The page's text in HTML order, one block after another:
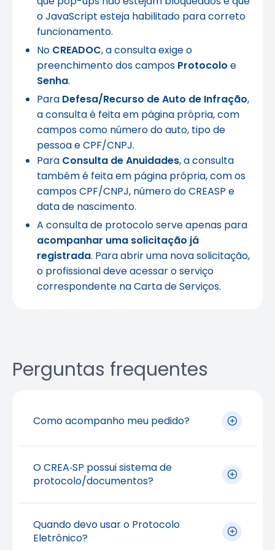
o JavaScript esteja habilitado para correto
funcionamento.
No CREADOC, a consulta exige o
preenchimento dos campos Protocolo e
Senha.
Para Defesa/Recurso de Auto de Infração,
a consulta é feita em página própria, com
campos como número do auto, tipo de
pessoa e CPF/CNPJ.
Para Consulta de Anuidades, a consulta
também é feita em página própria, com os
campos CPF/CNPJ, número do CREASP e
data de nascimento.
A consulta de protocolo serve apenas para
acompanhar uma solicitação já
registrada. Para abrir uma nova solicitação,
o profissional deve acessar o serviço
correspondente na Carta de Serviços.
Perguntas frequentes
Como acompanho meu pedido?
Use a função Consulta de Protocolo ou
Processo. Protocolos gerados por e‑mail/Fale
Conosco.
O CREA‑SP possui sistema de
protocolo/documentos?
Sim. Há sistemas e páginas específicas para
consulta de protocolo e suporte a
Quando devo usar o Protocolo
Eletrônico?